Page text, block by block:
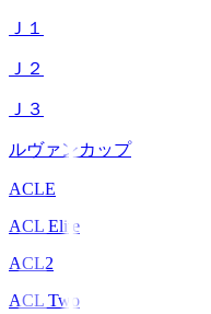
Ｊ１
Ｊ２
Ｊ３
ルヴァンカップ
ACLE
ACL Elite
ACL2
ACL Two